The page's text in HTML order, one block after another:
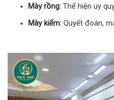
Mày rồng: Thể hiện uy
Mày kiếm: Quyết đoán,